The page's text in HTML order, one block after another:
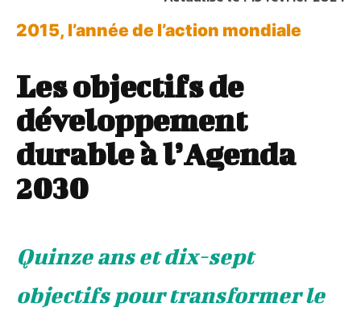
2015, l’année de l’action mondiale
Les objectifs de
développement
durable à l’Agenda
2030
Quinze ans et dix-sept
objectifs pour transformer le